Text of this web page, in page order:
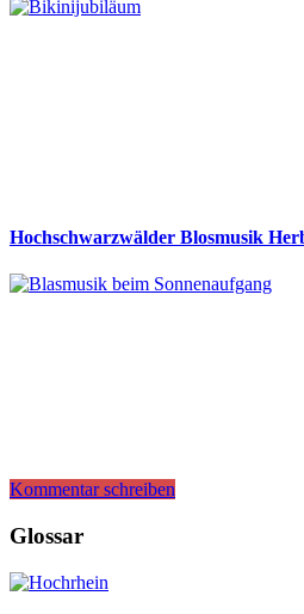
Hochschwarzwälder Blosmusik
Kommentar schreiben
Glossar